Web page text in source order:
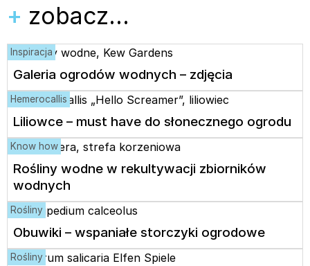
+ zobacz…
Inspiracja
Galeria ogrodów wodnych – zdjęcia
Hemerocallis
Liliowce – must have do słonecznego ogrodu
Know how
Rośliny wodne w rekultywacji zbiorników
wodnych
Rośliny
Obuwiki – wspaniałe storczyki ogrodowe
Rośliny